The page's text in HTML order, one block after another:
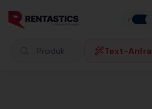
Produkte suchen Text-